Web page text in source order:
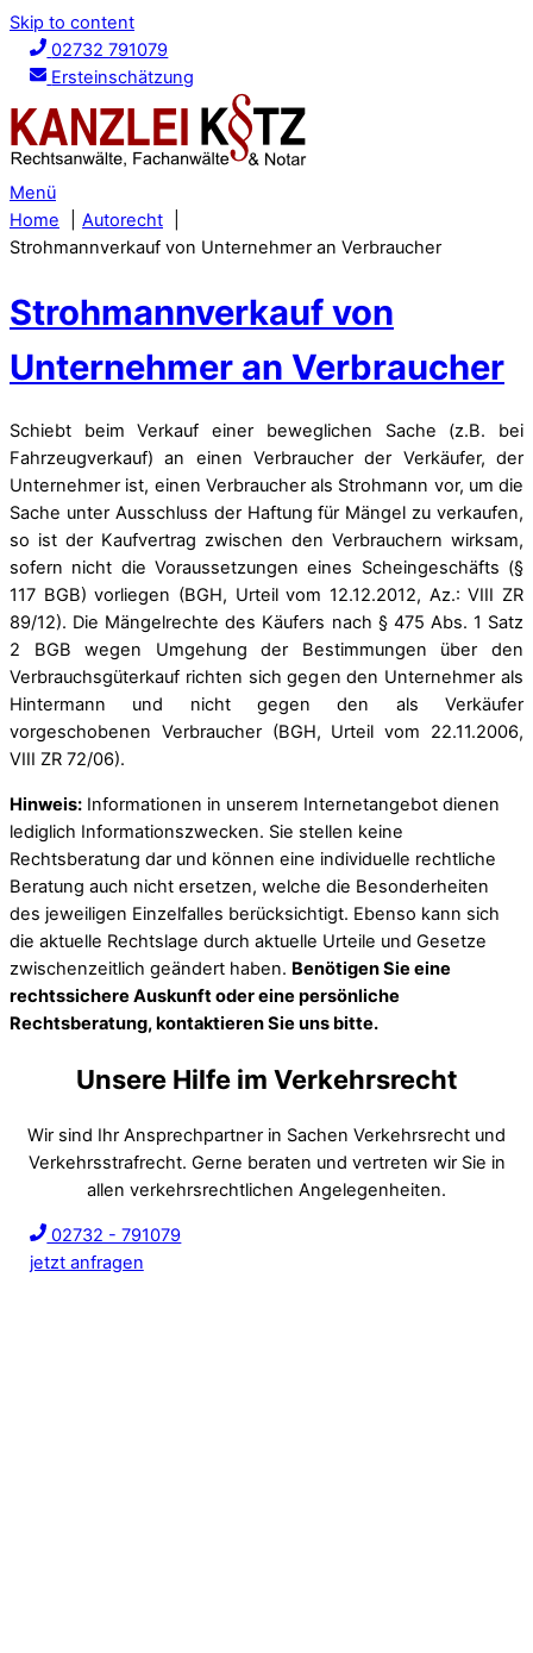
Skip to content
02732 791079
Ersteinschätzung
Menü
Home
Autorecht
Strohmannverkauf von Unternehmer an Verbraucher
Strohmannverkauf von
Unternehmer an Verbraucher
Schiebt beim Verkauf einer beweglichen Sache (z.B. bei
Fahrzeugverkauf) an einen Verbraucher der Verkäufer, der
Unternehmer ist, einen Verbraucher als Strohmann vor, um die
Sache unter Ausschluss der Haftung für Mängel zu verkaufen,
so ist der Kaufvertrag zwischen den Verbrauchern wirksam,
sofern nicht die Voraussetzungen eines Scheingeschäfts (§
117 BGB) vorliegen (BGH, Urteil vom 12.12.2012, Az.: VIII ZR
89/12). Die Mängelrechte des Käufers nach § 475 Abs. 1 Satz
2 BGB wegen Umgehung der Bestimmungen über den
Verbrauchsgüterkauf richten sich gegen den Unternehmer als
Hintermann und nicht gegen den als Verkäufer
vorgeschobenen Verbraucher (BGH, Urteil vom 22.11.2006,
VIII ZR 72/06).
Hinweis: Informationen in unserem Internetangebot dienen
lediglich Informationszwecken. Sie stellen keine
Rechtsberatung dar und können eine individuelle rechtliche
Beratung auch nicht ersetzen, welche die Besonderheiten
des jeweiligen Einzelfalles berücksichtigt. Ebenso kann sich
die aktuelle Rechtslage durch aktuelle Urteile und Gesetze
zwischenzeitlich geändert haben. Benötigen Sie eine
rechtssichere Auskunft oder eine persönliche
Rechtsberatung, kontaktieren Sie uns bitte.
Unsere Hilfe im Verkehrsrecht
Wir sind Ihr Ansprechpartner in Sachen Verkehrsrecht und
Verkehrsstrafrecht. Gerne beraten und vertreten wir Sie in
allen verkehrsrechtlichen Angelegenheiten.
02732 - 791079
jetzt anfragen